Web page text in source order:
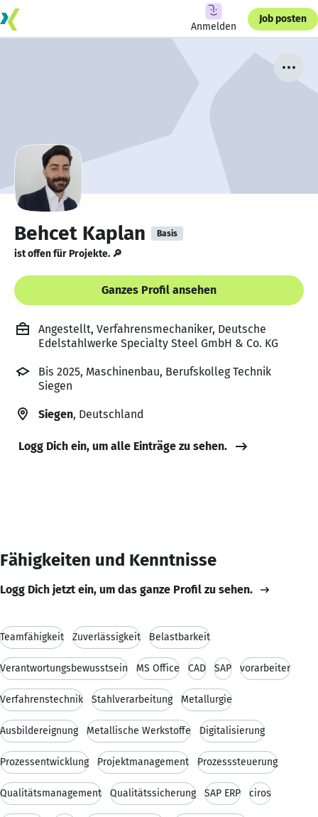
Anmelden
Job posten
Behcet Kaplan Basis
ist offen für Projekte. 🔎
Ganzes Profil ansehen
Angestellt, Verfahrensmechaniker, Deutsche
Edelstahlwerke Specialty Steel GmbH & Co. KG
Bis 2025, Maschinenbau, Berufskolleg Technik
Siegen
Siegen, Deutschland
Logg Dich ein, um alle Einträge zu sehen.
Fähigkeiten und Kenntnisse
Logg Dich jetzt ein, um das ganze Profil zu sehen.
Teamfähigkeit Zuverlässigkeit Belastbarkeit
Verantwortungsbewusstsein MS Office CAD SAP vorarbeiter
Verfahrenstechnik Stahlverarbeitung Metallurgie
Ausbildereignung Metallische Werkstoffe Digitalisierung
Prozessentwicklung Projektmanagement Prozesssteuerung
Qualitätsmanagement Qualitätssicherung SAP ERP ciros